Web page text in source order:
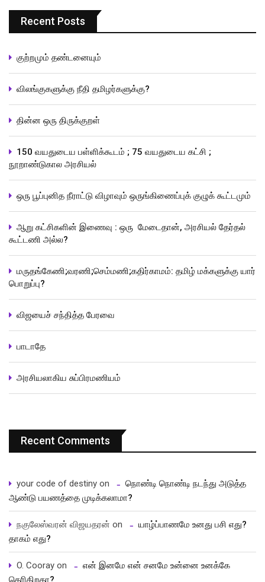
Recent Posts
குற்றமும் தண்டனையும்
விலங்குகளுக்கு நீதி தமிழர்களுக்கு?
தின்ன ஒரு திருக்குறள்
150 வயதுடைய பள்ளிக்கூடம் ; 75 வயதுடைய கட்சி ;
நூறாண்டுகால அரசியல்
ஒரு பூப்புனித நீராட்டு விழாவும் ஒருங்கிணைப்புக் குழுக் கூட்டமும்
ஆறு கட்சிகளின் இணைவு : ஒரு மேடைதான், அரசியல் தேர்தல்
கூட்டணி அல்ல?
மருதங்கேணி;வரணி;செம்மணி;கதிர்காமம்: தமிழ் மக்களுக்கு யார்
பொறுப்பு?
விஜயைச் சந்தித்த பேரவை
பாடாதே
அரசியலாகிய சுப்பிரமணியம்
Recent Comments
your code of destiny on
நொண்டி நொண்டி நடந்து அடுத்த
ஆண்டு பயணத்தை முடிக்கலாமா?
நகுலேஸ்வரன் விஜயதரன் on
யாழ்ப்பாணமே உனது பசி எது?
தாகம் எது?
O. Cooray on
என் இனமே என் சனமே உன்னை உனக்கே